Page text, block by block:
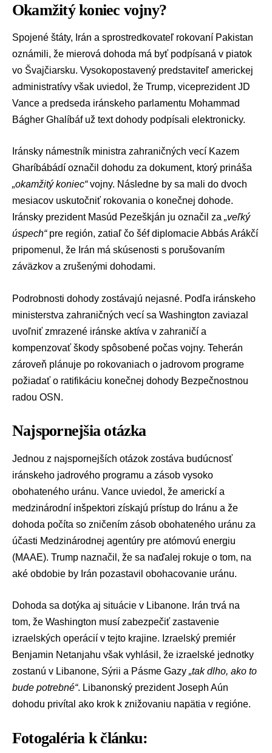
Okamžitý koniec vojny?
Spojené štáty, Irán a sprostredkovateľ rokovaní Pakistan
oznámili, že mierová dohoda má byť podpísaná v piatok
vo Švajčiarsku. Vysokopostavený predstaviteľ americkej
administratívy však uviedol, že Trump, viceprezidentJD
Vance a predseda iránskeho parlamentu Mohammad
Bágher Ghalíbáfuž text dohody podpísali elektronicky.
Iránsky námestník ministra zahraničných vecí Kazem
Gharíbábádí označil dohodu za dokument, ktorý prináša
„okamžitý koniec“vojny. Následne by sa mali do dvoch
mesiacov uskutočniť rokovania o konečnej dohode.
Iránsky prezident Masúd Pezeškján ju označil za „veľký
úspech“pre región, zatiaľ čo šéf diplomacie Abbás Arákčí
pripomenul, že Irán má skúsenosti s porušovaním
záväzkov a zrušenými dohodami.
Podrobnosti dohody zostávajú nejasné. Podľa iránskeho
ministerstva zahraničných vecí sa Washington zaviazal
uvoľniť zmrazené iránske aktíva v zahraničí a
kompenzovať škody spôsobené počas vojny. Teherán
zároveň plánuje po rokovaniach o jadrovom programe
požiadať o ratifikáciu konečnej dohody Bezpečnostnou
radou OSN.
Najspornejšia otázka
Jednou z najspornejších otázok zostáva budúcnosť
iránskeho jadrového programu a zásob vysoko
obohateného uránu. Vance uviedol, že americkí a
medzinárodní inšpektori získajú prístup do Iránu a že
dohoda počíta so zničením zásob obohateného uránu za
účasti Medzinárodnej agentúry pre atómovú energiu
(MAAE). Trump naznačil, že sa naďalej rokuje o tom, na
aké obdobie by Irán pozastavil obohacovanie uránu.
Dohoda sa dotýka aj situácie v Libanone. Irán trvá na
tom, že Washington musí zabezpečiť zastavenie
izraelských operácií v tejto krajine. Izraelský premiér
Benjamin Netanjahu však vyhlásil, že izraelské jednotky
zostanú v Libanone, Sýrii a Pásme Gazy „tak dlho, ako to
bude potrebné“. Libanonský prezident Joseph Aún
dohodu privítal ako krok k znižovaniu napätia v regióne.
Fotogaléria k článku: